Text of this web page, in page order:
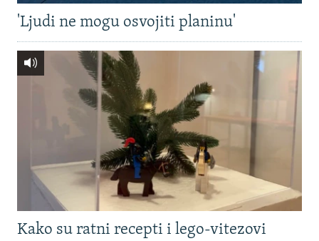
'Ljudi ne mogu osvojiti planinu'
Kako su ratni recepti i lego-vitezovi